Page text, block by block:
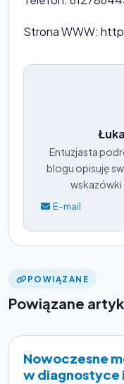
Strona WWW:
Entuzjasta
blogu opisuję
E-mail
POWIĄZANE
Powiązane
Nowoczesne
w diagnostyce